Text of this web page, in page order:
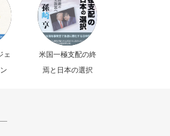
ェ
米国一極支配の終
焉と日本の選択